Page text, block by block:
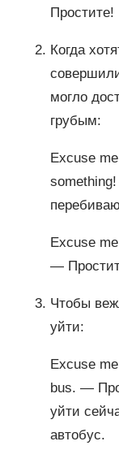
Когда
могло
грубым:
Excuse
Excuse
—
Чтобы
уйти:
Excuse
bus. —
уйти
автобус.